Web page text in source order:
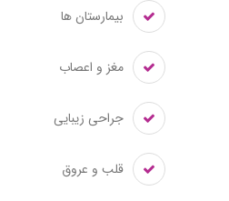
بیمارستان ها
مغز و اعصاب
جراحی زیبایی
قلب و عروق